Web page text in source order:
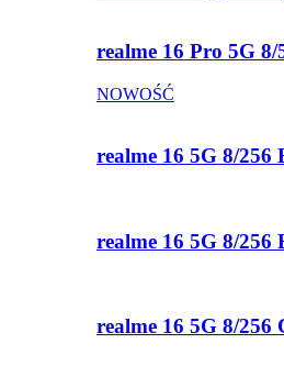
realme 16 Pro 5G 8/
NOWOŚĆ
realme 16 5G 8/256
realme 16 5G 8/256
realme 16 5G 8/256